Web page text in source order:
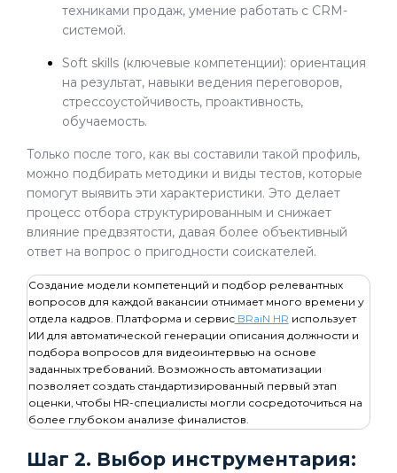
техниками продаж, умение работать с CRM-
системой.
Soft skills (ключевые компетенции): ориентация
на результат, навыки ведения переговоров,
стрессоустойчивость, проактивность,
обучаемость.
Только после того, как вы составили такой профиль,
можно подбирать методики и виды тестов, которые
помогут выявить эти характеристики. Это делает
процесс отбора структурированным и снижает
влияние предвзятости, давая более объективный
ответ на вопрос о пригодности соискателей.
Создание модели компетенций и подбор релевантных
вопросов для каждой вакансии отнимает много времени у
отдела кадров. Платформа и сервисBRaiN HR использует
ИИ для автоматической генерации описания должности и
подбора вопросов для видеоинтервью на основе
заданных требований. Возможность автоматизации
позволяет создать стандартизированный первый этап
оценки, чтобы HR-специалисты могли сосредоточиться на
более глубоком анализе финалистов.
Шаг 2. Выбор инструментария: